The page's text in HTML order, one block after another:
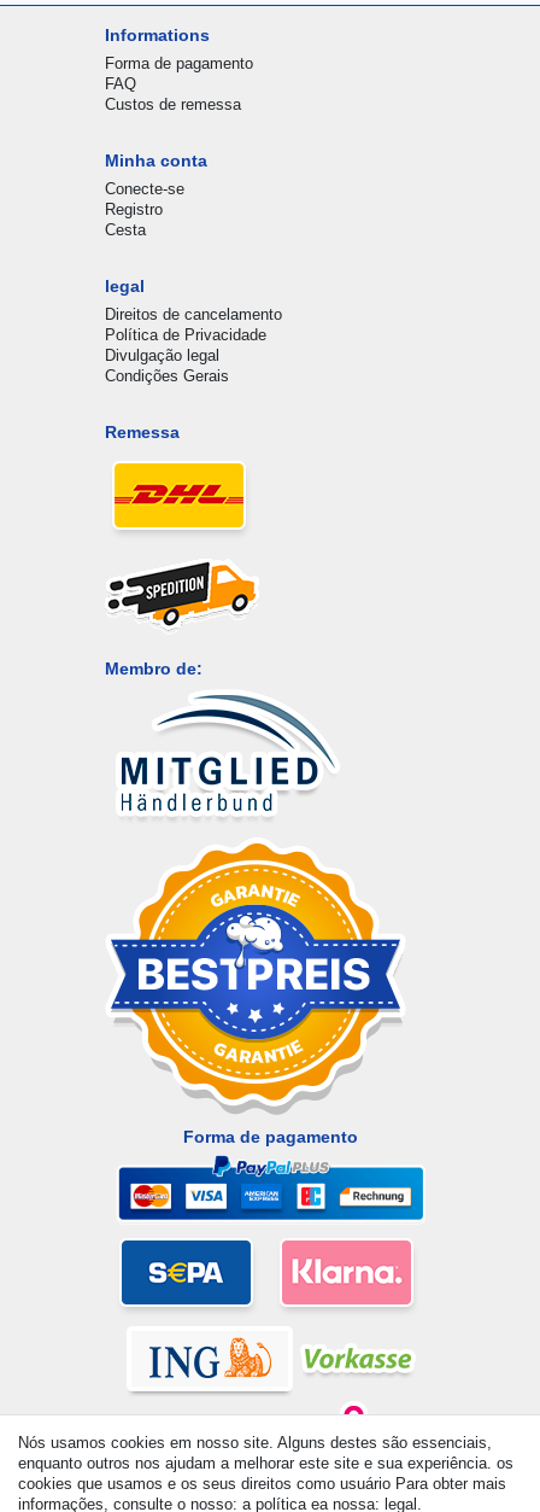
Informations
Forma de pagamento
FAQ
Custos de remessa
Minha conta
Conecte-se
Registro
Cesta
legal
Direitos de cancelamento
Política de Privacidade
Divulgação legal
Condições Gerais
Remessa
Membro de:
Forma de pagamento
© Copyright 2026 | Todos os direitos reservados. - All rights
Nós usamos cookies em nosso site. Alguns destes são essenciais,
enquanto outros nos ajudam a melhorar este site e sua experiência. os
cookies que usamos e os seus direitos como usuário Para obter mais
informações, consulte o nosso: a política ea nossa: legal.